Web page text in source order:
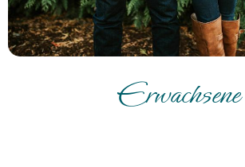
Erwachsene